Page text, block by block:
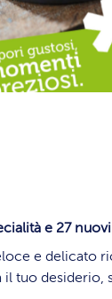
e 27
e delicato
il tuo desiderio,